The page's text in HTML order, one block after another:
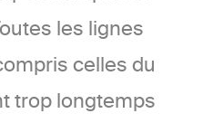
les lignes
celles du
trop longtemps